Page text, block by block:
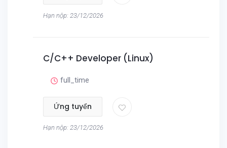
Hạn nộp: 23/12/2026
C/C++ Developer (Linux)
full_time
Ứng tuyển
Hạn nộp: 23/12/2026